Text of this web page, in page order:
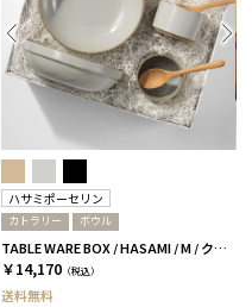
ハサミポーセリン
カトラリー ボウル
TABLE WARE BOX / HASAMI / M / クリア［ハサミポーセリン］
￥14,170 （税込）
送料無料